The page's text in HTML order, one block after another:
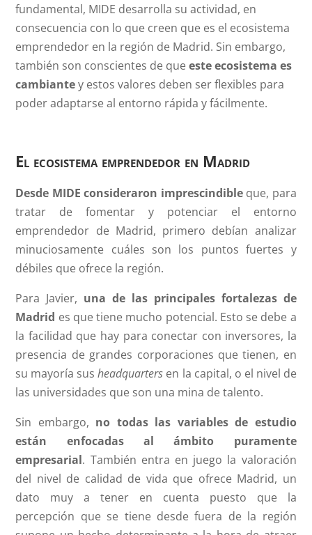
fundamental, MIDE desarrolla su actividad, en
consecuencia con lo que creen que es el ecosistema
emprendedor en la región de Madrid. Sin embargo,
también son conscientes de queeste ecosistema es
cambiantey estos valores deben ser flexibles para
poder adaptarse al entorno rápida y fácilmente.
El ecosistema emprendedor en Madrid
Desde MIDE consideraron imprescindibleque, para
tratar de fomentar y potenciar el entorno
emprendedor de Madrid, primero debían analizar
minuciosamente cuáles son los puntos fuertes y
débiles que ofrece la región.
Para Javier, una de las principales fortalezas de
Madrid es que tiene mucho potencial. Esto se debe a
la facilidad que hay para conectar con inversores, la
presencia de grandes corporaciones que tienen, en
su mayoría susheadquarters en la capital, o el nivel de
las universidades que son una mina de talento.
Sin embargo, no todas las variables de estudio
están enfocadas al ámbito puramente
empresarial. También entra en juego la valoración
del nivel de calidad de vida que ofrece Madrid, un
dato muy a tener en cuenta puesto que la
percepción que se tiene desde fuera de la región